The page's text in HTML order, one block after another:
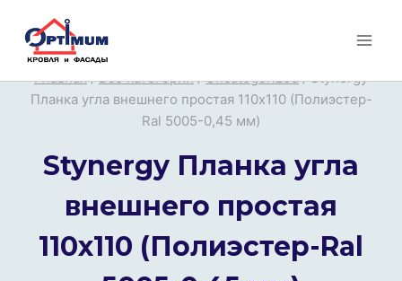
Перейти
Главная / Все категории / Uncategorized / Stynergy
Планка угла внешнего простая 110х110 (Полиэстер-
Ral 5005-0,45 мм)
Stynergy Планка угла
внешнего простая
110х110 (Полиэстер-Ral